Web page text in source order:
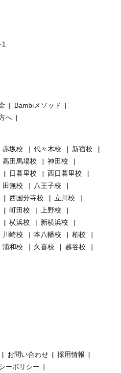
Bambiメソッド
へ
赤坂校 代々木校
新宿校
高田馬場校
神田校
日暮里校
西日暮里校
田無校
八王子校
西国分寺校
立川校
町田校
上野校
横浜校
新横浜校
川崎校 本八幡校
柏校
浦和校 久喜校
越谷校
お問い合わせ
採用情報
ーポリシー